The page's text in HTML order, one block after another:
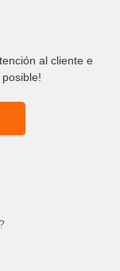
al cliente e